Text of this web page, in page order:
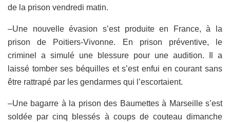
de la prison vendredi matin.
–Une nouvelle évasion s’est produite en France, à
la
prison de Poitiers-Vivonne.
En prison préventive, le
criminel a simulé une blessure pour une audition. Il a
laissé tomber ses béquilles et s’est enfui en courant sans
être rattrapé par les gendarmes qui l’escortaient.
–Une bagarre à la prison des Baumettesà Marseille s’est
soldée par cinq blessés à coups de couteau dimanche